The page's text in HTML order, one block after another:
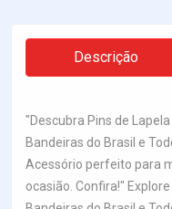
Descrição
"Descubra Pins de
Bandeiras do Brasil e
Acessório perfeito para
ocasião. Confira!"